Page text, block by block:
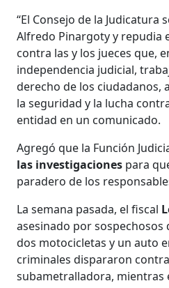
“El Consejo de la Judicatura
Alfredo Pinargoty y repudia
contra las y los jueces que,
independencia judicial,
derecho de los ciudadanos,
la seguridad y la lucha
entidad en un comunicado.
Agregó que la Función
las investigaciones para
paradero de los
La semana pasada, el fiscal
asesinado por sospechosos
dos motocicletas y un auto
criminales dispararon
subametralladora, mientras